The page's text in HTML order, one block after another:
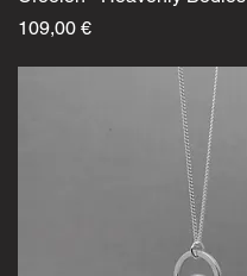
Preis
109,00 €